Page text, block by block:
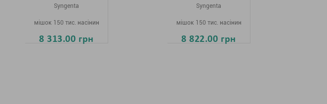
Syngenta
мішок 150 тис. насінин
8 313.00 грн
Syngenta
мішок 150 тис. насінин
8 822.00 грн